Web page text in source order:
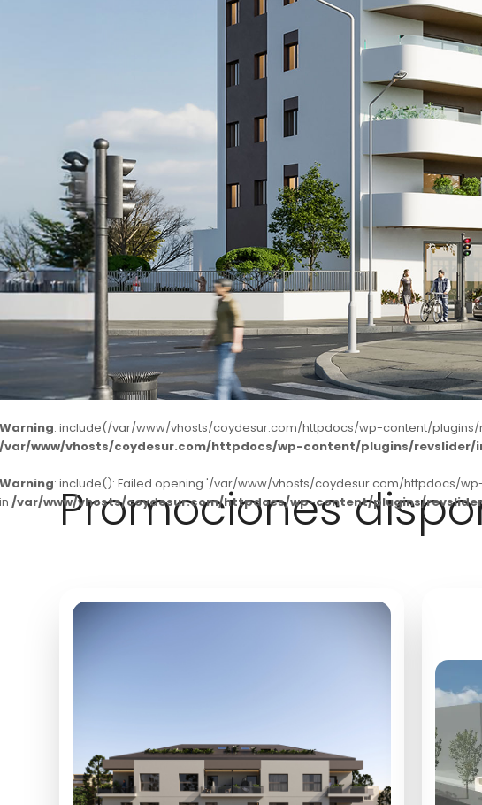
Warning: include(/var/www/vhosts/coydesur.com/httpdocs/wp-content/plugins/
/var/www/vhosts/coydesur.com/httpdocs/wp-content/plugins/revslider/
Warning: include(): Failed opening '/var/www/vhosts/coydesur.com/httpdocs/
in/var/www/vhosts/coydesur.com/httpdocs/wp-content/plugins/
Promociones